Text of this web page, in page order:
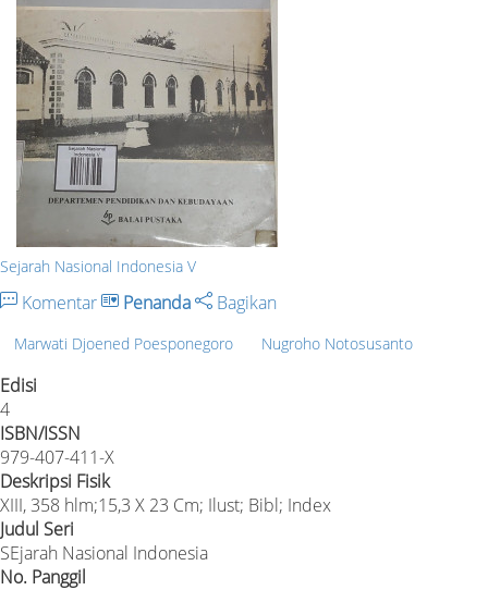
Sejarah Nasional Indonesia V
Komentar Penanda Bagikan
Marwati Djoened Poesponegoro Nugroho Notosusanto
Edisi
4
ISBN/ISSN
979-407-411-X
Deskripsi Fisik
XIII, 358 hlm;15,3 X 23 Cm; Ilust; Bibl; Index
Judul Seri
SEjarah Nasional Indonesia
No. Panggil